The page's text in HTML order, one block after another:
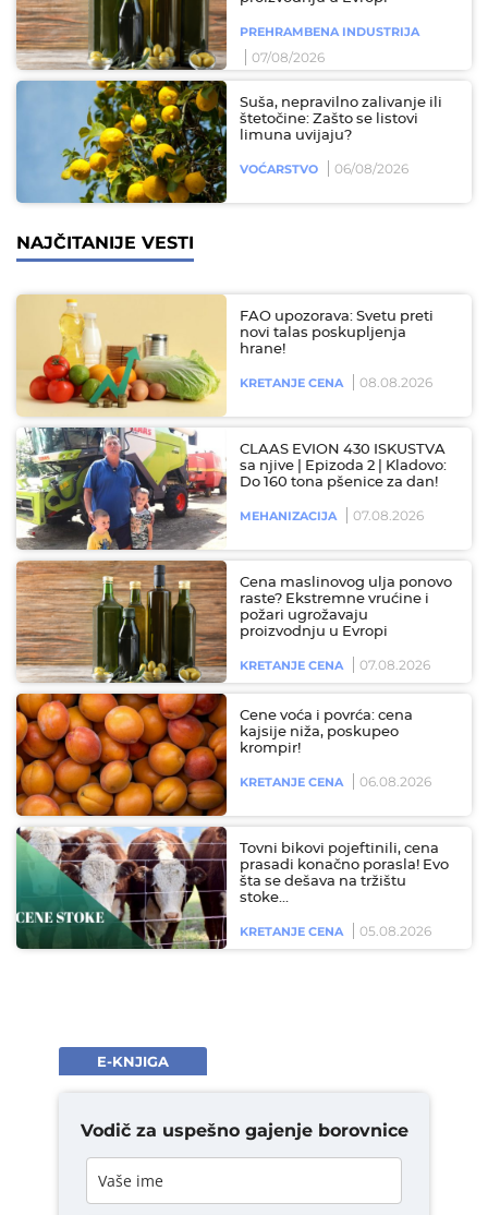
PREHRAMBENA INDUSTRIJA
07/08/2026
Suša, nepravilno zalivanje ili
štetočine: Zašto se listovi
limuna uvijaju?
VOĆARSTVO 06/08/2026
NAJČITANIJE VESTI
FAO upozorava: Svetu preti
novi talas poskupljenja
hrane!
KRETANJE CENA 08.08.2026
CLAAS EVION 430 ISKUSTVA
sa njive | Epizoda 2 | Kladovo:
Do 160 tona pšenice za dan!
MEHANIZACIJA 07.08.2026
Cena maslinovog ulja ponovo
raste? Ekstremne vrućine i
požari ugrožavaju
proizvodnju u Evropi
KRETANJE CENA 07.08.2026
Cene voća i povrća: cena
kajsije niža, poskupeo
krompir!
KRETANJE CENA 06.08.2026
Tovni bikovi pojeftinili, cena
prasadi konačno porasla! Evo
šta se dešava na tržištu
stoke…
KRETANJE CENA 05.08.2026
E-KNJIGA
Vodič za uspešno gajenje borovnice